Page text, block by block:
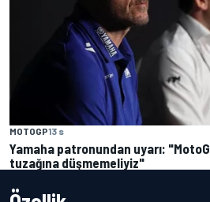
MOTOGP13 s
Yamaha patronundan uyarı:
tuzağına düşmemeliyiz"